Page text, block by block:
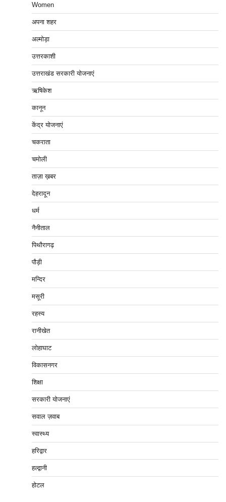
Women
अपना शहर
अल्मोड़ा
उत्तरकाशी
उत्तराखंड सरकारी योजनाएं
ऋषिकेश
कानून
केंद्र योजनाएं
चकराता
चमोली
ताज़ा ख़बर
देहरादून
धर्म
नैनीताल
पिथौरागढ़
पौड़ी
मन्दिर
मसूरी
रहस्य
रानीखेत
लोहाघाट
विकासनगर
शिक्षा
सरकारी योजनाएं
सवाल ज़वाब
स्वास्थ्य
हरिद्वार
हल्द्वानी
होटल